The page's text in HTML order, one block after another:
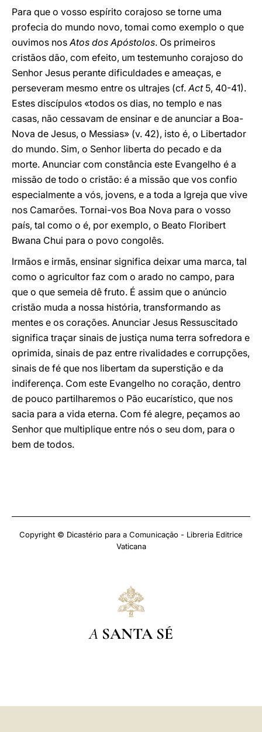
Para que o vosso espírito corajoso se torne uma
profecia do mundo novo, tomai como exemplo o que
ouvimos nosAtos dos Apóstolos. Os primeiros
cristãos dão, com efeito, um testemunho corajoso do
Senhor Jesus perante dificuldades e ameaças, e
perseveram mesmo entre os ultrajes (cf.Act5, 40-41).
Estes discípulos «todos os dias, no templo e nas
casas, não cessavam de ensinar e de anunciar a Boa-
Nova de Jesus, o Messias» (v. 42), isto é, o Libertador
do mundo. Sim, o Senhor liberta do pecado e da
morte. Anunciar com constância este Evangelho é a
missão de todo o cristão: é a missão que vos confio
especialmente a vós, jovens, e a toda a Igreja que vive
nos Camarões. Tornai-vos Boa Nova para o vosso
país, tal como o é, por exemplo, o Beato Floribert
Bwana Chui para o povo congolês.
Irmãos e irmãs, ensinar significa deixar uma marca, tal
como o agricultor faz com o arado no campo, para
que o que semeia dê fruto. É assim que o anúncio
cristão muda a nossa história, transformando as
mentes e os corações. Anunciar Jesus Ressuscitado
significa traçar sinais de justiça numa terra sofredora e
oprimida, sinais de paz entre rivalidades e corrupções,
sinais de fé que nos libertam da superstição e da
indiferença. Com este Evangelho no coração, dentro
de pouco partilharemos o Pão eucarístico, que nos
sacia para a vida eterna. Com fé alegre, peçamos ao
Senhor que multiplique entre nós o seu dom, para o
bem de todos.
Copyright © Dicastério para a Comunicação - Libreria Editrice
Vaticana
A SANTA SÉ